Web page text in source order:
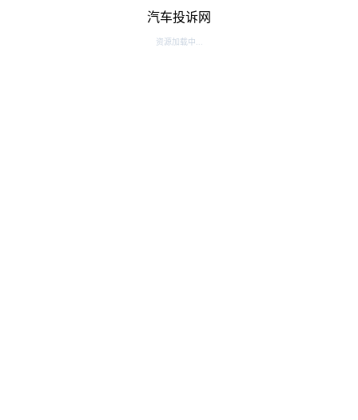
汽车投诉网
资源加载中...